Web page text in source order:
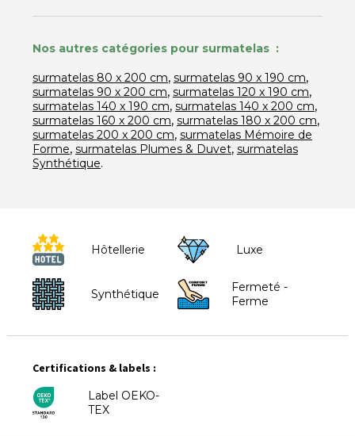
Nos autres catégories pour surmatelas :
surmatelas 80 x 200 cm, surmatelas 90 x 190 cm,
surmatelas 90 x 200 cm, surmatelas 120 x 190 cm,
surmatelas 140 x 190 cm, surmatelas 140 x 200 cm,
surmatelas 160 x 200 cm, surmatelas 180 x 200 cm,
surmatelas 200 x 200 cm, surmatelas Mémoire de
Forme, surmatelas Plumes & Duvet, surmatelas
Synthétique.
Hôtellerie Luxe
Synthétique
Fermeté -
Ferme
Certifications & labels :
Label OEKO-
TEX